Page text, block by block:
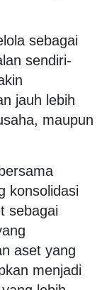
sebagai
sendiri-
jauh lebih
maupun
konsolidasi
sebagai
aset yang
menjadi